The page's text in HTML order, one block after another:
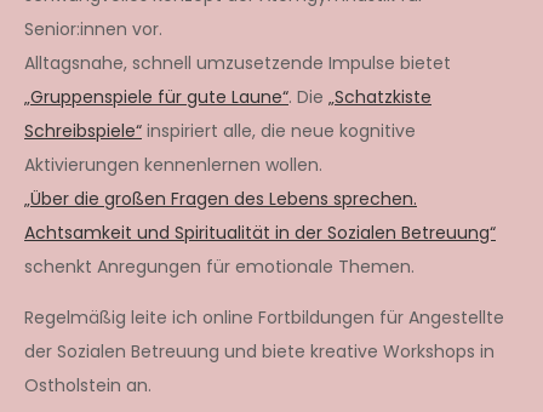
Senior:innen vor.
Alltagsnahe, schnell umzusetzende Impulse bietet
„Gruppenspiele für gute Laune“. Die „Schatzkiste
Schreibspiele“ inspiriert alle, die neue kognitive
Aktivierungen kennenlernen wollen.
„Über die großen Fragen des Lebens sprechen.
Achtsamkeit und Spiritualität in der Sozialen Betreuung“
schenkt Anregungen für emotionale Themen.
Regelmäßig leite ich online Fortbildungen für Angestellte
der Sozialen Betreuung und biete kreative Workshops in
Ostholstein an.